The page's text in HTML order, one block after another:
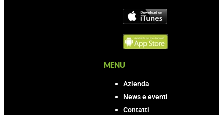
MENU
Azienda
News e eventi
Contatti